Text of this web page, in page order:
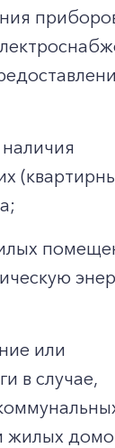
или
в случае,
жилых